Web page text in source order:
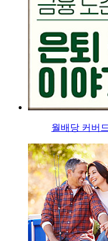
월배당 커버